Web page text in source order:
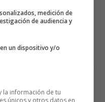
las cifras de negocio de
actual es mayor.
en un proceso
medición de
de audiencia y
un dispositivo y/o
la información de tu
únicos y otros datos en